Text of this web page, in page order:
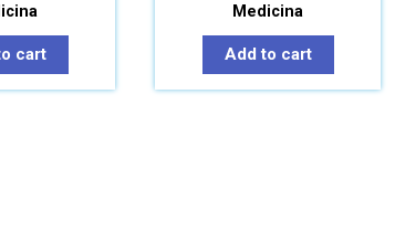
cart
Medicina
Add to cart